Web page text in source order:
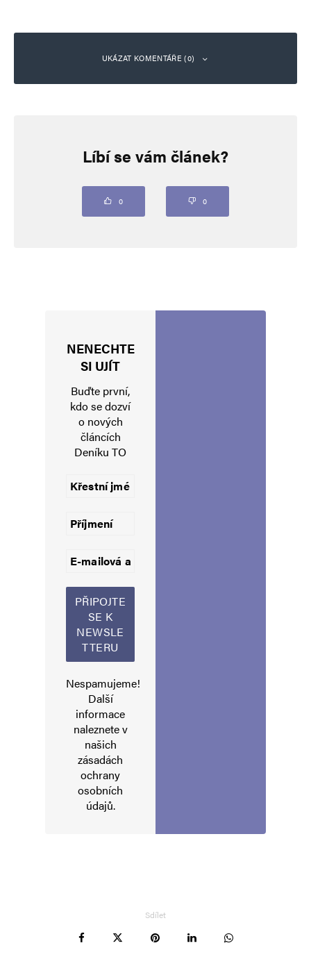
UKÁZAT KOMENTÁŘE (0)
Vaše e-mailová adresa nebude zveřejněna. Vyžadované informace jsou
Uložit do prohlížeče jméno, e-mail a webovou stránku pro budoucí
Informujte mě o nových komentářích e-mailem.
Alternative:
Líbí se vám článek?
0 0
NENECHTE
SI UJÍT
Buďte první,
kdo se dozví
o nových
článcích
Deníku TO
Nespamujeme!
Další
informace
naleznete v
našich
zásadách
ochrany
osobních
údajů.
Sdílet